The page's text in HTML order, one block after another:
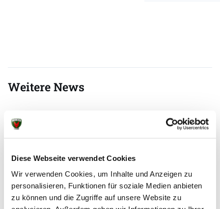
Diese Webseite verwendet Cookies
Wir verwenden Cookies, um Inhalte und Anzeigen zu
personalisieren, Funktionen für soziale Medien anbieten
zu können und die Zugriffe auf unsere Website zu
Weitere News
Erster Gradmesser gegen Topteam aus
Dänemark
Das vierte Testspiel seit dem Beginn der
Vorbereitung auf die Spielzeit 2026/27 sollte eine